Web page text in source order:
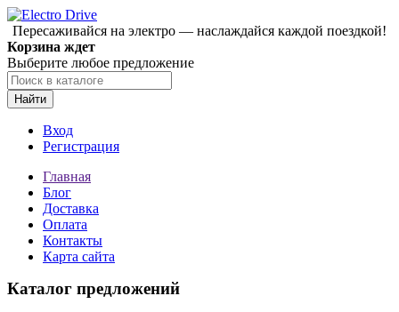
Пересаживайся на электро — наслаждайся каждой поездкой!
Корзина ждет
Выберите любое предложение
Найти
Вход
Регистрация
Главная
Блог
Доставка
Оплата
Контакты
Карта сайта
Каталог предложений